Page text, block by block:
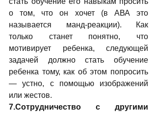
о том, что он хочет (в АВА это
называется манд-реакции). Как
только станет понятно, что
мотивирует ребенка, следующей
задачей должно стать обучение
ребенка тому, как об этом попросить
— устно, с помощью изображений
или жестов.
7.Сотрудничество с другими